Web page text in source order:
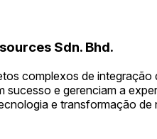
Sdn. Bhd.
complexos de integração
sucesso e gerenciam a
e transformação de